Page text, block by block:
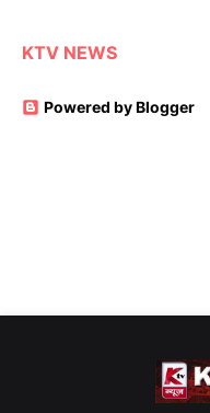
KTV NEWS
Powered by Blogger